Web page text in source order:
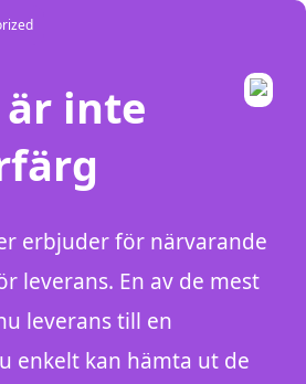
inte
erbjuder för närvarande
leverans. En av de mest
leverans till en
enkelt kan hämta ut de